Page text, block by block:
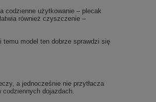
codzienne użytkowanie – plecak
również czyszczenie –
temu model ten dobrze sprawdzi się
a jednocześnie nie przytłacza
dojazdach.